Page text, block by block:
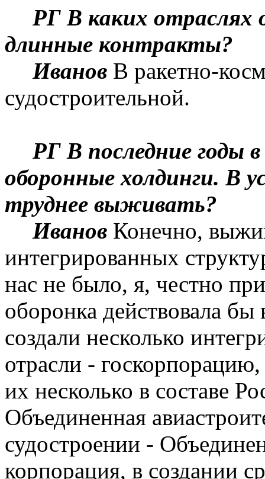
РГ В каких отраслях
длинные контракты?
Иванов В ракетно-
судостроительной.
РГ В последние годы
оборонные холдинги. В
труднее выживать?
Иванов Конечно,
интегрированных
нас не было, я, честно
оборонка действовала
создали несколько
отрасли - госкорпорацию
их несколько в составе
Объединенная
судостроении -
корпорация, в создании